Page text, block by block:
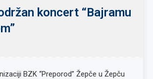
koncert “Bajramu
BZK “Preporod” Žepče u Žepču